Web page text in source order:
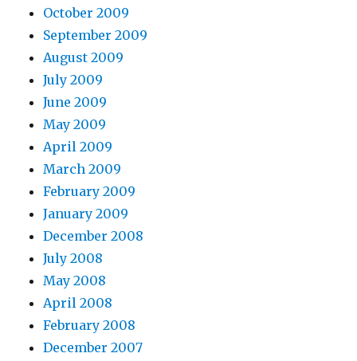
October 2009
September 2009
August 2009
July 2009
June 2009
May 2009
April 2009
March 2009
February 2009
January 2009
December 2008
July 2008
May 2008
April 2008
February 2008
December 2007